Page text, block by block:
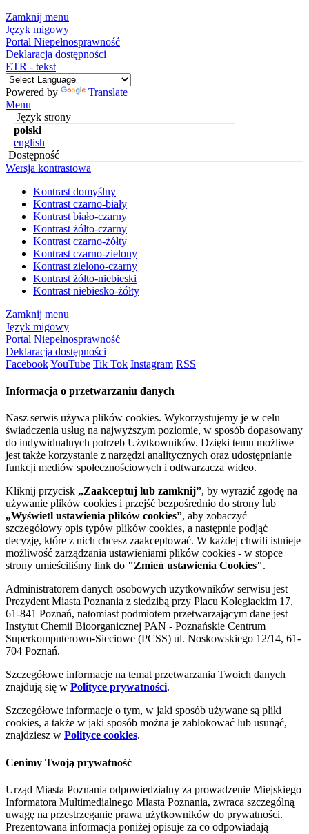
Zamknij menu
Język migowy
Portal Niepełnosprawność
Deklaracja dostępności
ETR - tekst
Powered by
Translate
Menu
Język strony
polski
english
Dostępność
Wersja kontrastowa
Kontrast domyślny
Kontrast czarno-biały
Kontrast biało-czarny
Kontrast żółto-czarny
Kontrast czarno-żółty
Kontrast czarno-zielony
Kontrast zielono-czarny
Kontrast żółto-niebieski
Kontrast niebiesko-żółty
Zamknij menu
Język migowy
Portal Niepełnosprawność
Deklaracja dostępności
FacebookYouTube Tik Tok Instagram RSS
Informacja o przetwarzaniu danych
Nasz serwis używa plików cookies. Wykorzystujemy je w celu
świadczenia usług na najwyższym poziomie, w sposób dopasowany
do indywidualnych potrzeb Użytkowników. Dzięki temu możliwe
jest także korzystanie z narzędzi analitycznych oraz udostępnianie
funkcji mediów społecznościowych i odtwarzacza wideo.
Kliknij przycisk „Zaakceptuj lub zamknij”, by wyrazić zgodę na
używanie plików cookies i przejść bezpośrednio do strony lub
„Wyświetl ustawienia plików cookies”, aby zobaczyć
szczegółowy opis typów plików cookies, a następnie podjąć
decyzję, które z nich chcesz zaakceptować. W każdej chwili istnieje
możliwość zarządzania ustawieniami plików cookies - w stopce
strony umieściliśmy link do "Zmień ustawienia Cookies".
Administratorem danych osobowych użytkowników serwisu jest
Prezydent Miasta Poznania z siedzibą przy Placu Kolegiackim 17,
61-841 Poznań, natomiast podmiotem przetwarzającym dane jest
Instytut Chemii Bioorganicznej PAN - Poznańskie Centrum
Superkomputerowo-Sieciowe (PCSS) ul. Noskowskiego 12/14, 61-
704 Poznań.
Szczegółowe informacje na temat przetwarzania Twoich danych
znajdują się w Polityce prywatności.
Szczegółowe informacje o tym, w jaki sposób używane są pliki
cookies, a także w jaki sposób można je zablokować lub usunąć,
znajdziesz w Polityce cookies.
Cenimy Twoją prywatność
Urząd Miasta Poznania odpowiedzialny za prowadzenie Miejskiego
Informatora Multimedialnego Miasta Poznania, zwraca szczególną
uwagę na przestrzeganie prawa użytkowników do prywatności.
Prezentowana informacja poniżej opisuje za co odpowiadają